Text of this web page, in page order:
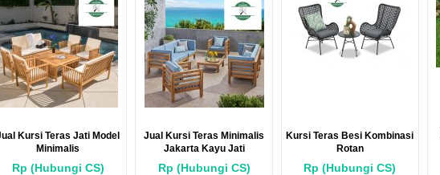
Kursi Teras Jati Model
Minimalis
Rp (Hubungi CS)
Jual Kursi Teras Minimalis
Jakarta Kayu Jati
Rp (Hubungi CS)
Kursi Teras Besi Kombinasi
Rotan
Rp (Hubungi CS)